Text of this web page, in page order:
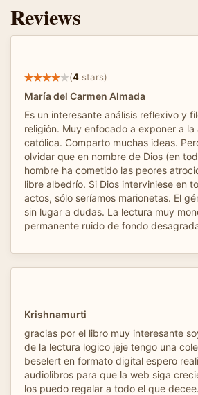
Reviews
(4 stars)
María del Carmen Almada
Es un interesante análisis reflexivo y
religión. Muy enfocado a exponer a la
católica. Comparto muchas ideas.
olvidar que en nombre de Dios (en
hombre ha cometido las peores
libre albedrío. Si Dios interviniese en
actos, sólo seríamos marionetas. El
sin lugar a dudas. La lectura muy
permanente ruido de fondo
Krishnamurti
gracias por el libro muy interesante
de la lectura logico jeje tengo una
beselert en formato digital espero
audiolibros para que la web siga
los puedo regalar a todo el que